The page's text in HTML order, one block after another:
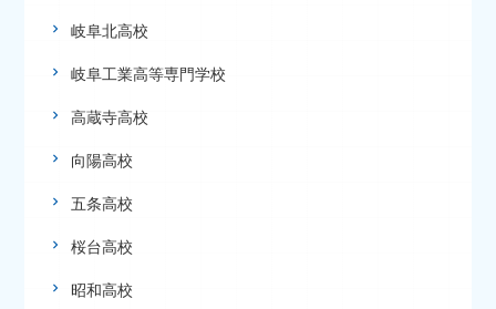
岐阜北高校
岐阜工業高等専門学校
高蔵寺高校
向陽高校
五条高校
桜台高校
昭和高校